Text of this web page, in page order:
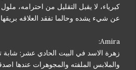
كبرياء، لا يقبل التقليل من احترامه،
عن شيء يشده وحالما تفقد العلاقه
Amira:
زهرة الاسد في البيت الحادي عشر:
والملابس الملفته والمجوهرات عندها